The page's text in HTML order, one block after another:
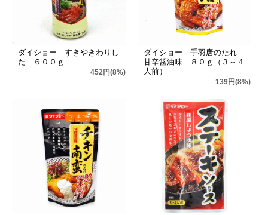
ダイショー すきやきわりし
た ６００ｇ
452円(8%)
ダイショー 手羽唐のたれ
甘辛醤油味 ８０ｇ（３～４
人前）
139円(8%)